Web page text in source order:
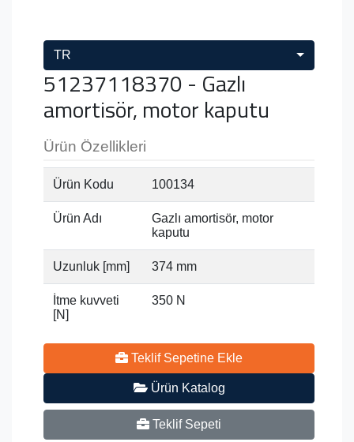
TR
51237118370 - Gazlı
amortisör, motor kaputu
Ürün Özellikleri
Ürün Kodu 100134
Ürün Adı
Gazlı amortisör, motor
kaputu
Uzunluk [mm] 374 mm
İtme kuvveti
[N]
350 N
Teklif Sepetine Ekle
Ürün Katalog
Teklif Sepeti